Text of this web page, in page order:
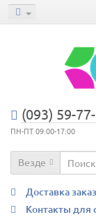
(093) 59-
ПН-ПТ 09:00-17:00
Везде
Доставка
Контакты для